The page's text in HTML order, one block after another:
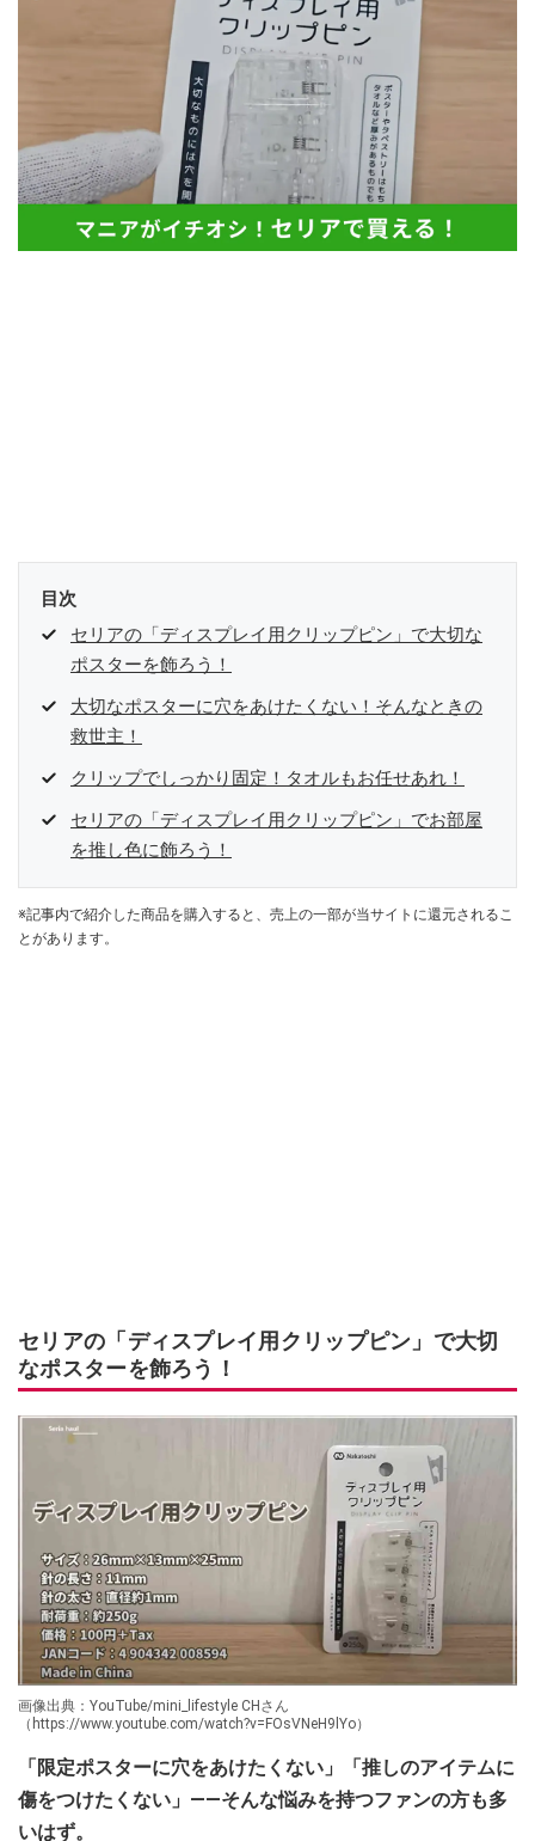
目次
セリアの「ディスプレイ用クリップピン」で大切な
ポスターを飾ろう！
大切なポスターに穴をあけたくない！そんなときの
救世主！
クリップでしっかり固定！タオルもお任せあれ！
セリアの「ディスプレイ用クリップピン」でお部屋
を推し色に飾ろう！
※記事内で紹介した商品を購入すると、売上の一部が当サイトに還元されるこ
とがあります。
セリアの「ディスプレイ用クリップピン」で大切
なポスターを飾ろう！
画像出典：YouTube/mini_lifestyle CHさん
（https://www.youtube.com/watch?v=FOsVNeH9lYo）
「限定ポスターに穴をあけたくない」「推しのアイテムに
傷をつけたくない」――そんな悩みを持つファンの方も多
いはず。